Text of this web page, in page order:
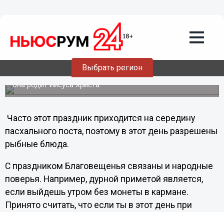
Выбрать регион
25.03.201219:42
Сегодня отмечается Благовещенье
Пресвятой Богородицы
В этот день Архангел Гавриил известил Деву Марию, что
она родит Иисуса Христа.
Часто этот праздник приходится на середину
пасхального поста, поэтому в этот день разрешены
рыбные блюда.
С праздником Благовещенья связаны и народные
поверья. Например, дурной приметой является,
если выйдешь утром без монеты в кармане.
Принято считать, что если ты в этот день при